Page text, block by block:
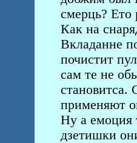
смерць? Ето
Как на
Вкладанне
почистит
сам те не
становитса.
применяют
Ну а емоция
дзетишки